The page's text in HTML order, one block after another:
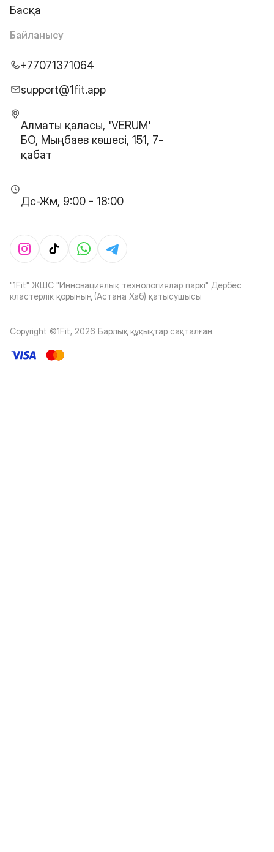
Басқа
Байланысу
+77071371064
support@1fit.app
Алматы қаласы, 'VERUM'
БО, Мыңбаев көшесі, 151, 7-
қабат
Дс-Жм, 9:00 - 18:00
"1Fit" ЖШС "Инновациялық технологиялар паркі" Дербес
кластерлік қорының (Астана Хаб) қатысушысы
Copyright ©1Fit, 2026 Барлық құқықтар сақталған.